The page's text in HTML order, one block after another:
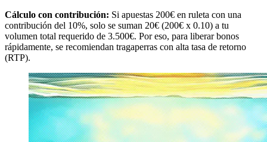
Cálculo con contribución: Si apuestas 200€ en ruleta con una
contribución del 10%, solo se suman 20€ (200€ x 0.10) a tu
volumen total requerido de 3.500€. Por eso, para liberar bonos
rápidamente, se recomiendan tragaperras con alta tasa de retorno
(RTP).